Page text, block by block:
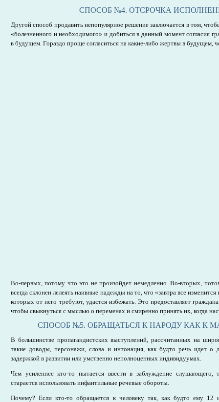
СПОСОБ №4. ОТСРОЧКА
Другой способ продавить непопулярное решение заключается в том,
«болезненного и необходимого» и добиться в данный момент согласия
в будущем. Гораздо проще согласиться на какие-либо жертвы в будущем,
Во-первых, потому что это не произойдет немедленно. Во-вторых,
всегда склонен лелеять наивные надежды на то, что «завтра все
которых от него требуют, удастся избежать. Это предоставляет
чтобы свыкнуться с мыслью о переменах и смиренно принять их, когда
СПОСОБ №5. ОБРАЩАТЬСЯ К НАРОДУ КАК К
В большинстве пропагандистских выступлений, рассчитанных на
такие доводы, персонажи, слова и интонация, как будто речь идет о
задержкой в развитии или умственно неполноценных индивидуумах.
Чем усиленнее кто-то пытается ввести в заблуждение
старается использовать инфантильные речевые обороты.
Почему? Если кто-то обращается к человеку так, как будто ему